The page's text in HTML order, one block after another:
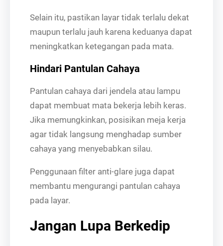
Selain itu, pastikan layar tidak terlalu dekat
maupun terlalu jauh karena keduanya dapat
meningkatkan ketegangan pada mata.
Hindari Pantulan Cahaya
Pantulan cahaya dari jendela atau lampu
dapat membuat mata bekerja lebih keras.
Jika memungkinkan, posisikan meja kerja
agar tidak langsung menghadap sumber
cahaya yang menyebabkan silau.
Penggunaan filter anti-glare juga dapat
membantu mengurangi pantulan cahaya
pada layar.
Jangan Lupa Berkedip